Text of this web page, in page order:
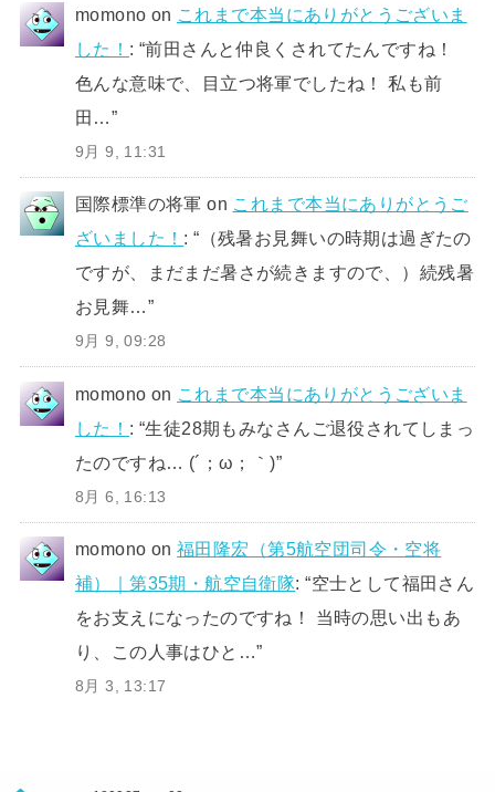
momono on これまで本当にありがとうございま
した！ : “前田さんと仲良くされてたんですね！
色んな意味で、目立つ将軍でしたね！ 私も前
田…”
9月 9, 11:31
国際標準の将軍 on これまで本当にありがとうご
ざいました！ : “ （残暑お見舞いの時期は過ぎたの
ですが、まだまだ暑さが続きますので、）続残暑
お見舞…”
9月 9, 09:28
momono on これまで本当にありがとうございま
した！ : “生徒28期もみなさんご退役されてしまっ
たのですね… (´；ω；｀)”
8月 6, 16:13
momono on福田隆宏（第5航空団司令・空将
補）｜第35期・航空自衛隊: “空士として福田さん
をお支えになったのですね！ 当時の思い出もあ
り、この人事はひと…”
8月 3, 13:17